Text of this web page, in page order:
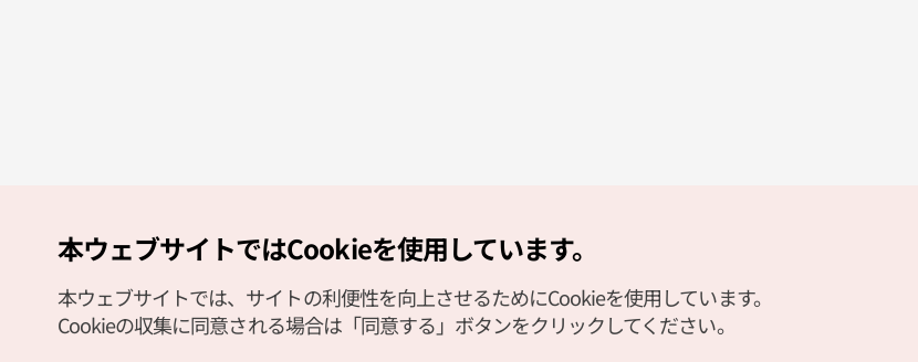
本ウェブサイトではCookieを使用しています。
本ウェブサイトでは、サイトの利便性を向上させるためにCookieを使用しています。
Cookieの収集に同意される場合は「同意する」ボタンをクリックしてください。